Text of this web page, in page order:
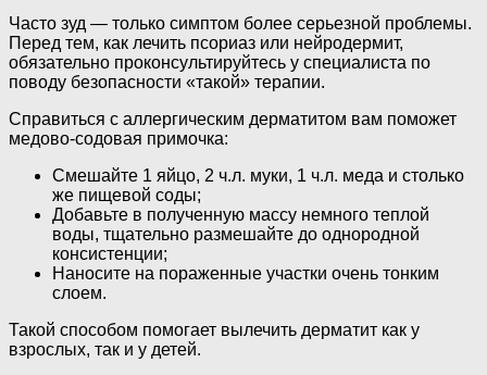
Часто зуд — только симптом более серьезной проблемы.
Перед тем, как лечить псориаз или нейродермит,
обязательно проконсультируйтесь у специалиста по
поводу безопасности «такой» терапии.
Справиться с аллергическим дерматитом вам поможет
медово-содовая примочка:
Смешайте 1 яйцо, 2 ч.л. муки, 1 ч.л. меда и столько
же пищевой соды;
Добавьте в полученную массу немного теплой
воды, тщательно размешайте до однородной
консистенции;
Наносите на пораженные участки очень тонким
слоем.
Такой способом помогает вылечить дерматит как у
взрослых, так и у детей.